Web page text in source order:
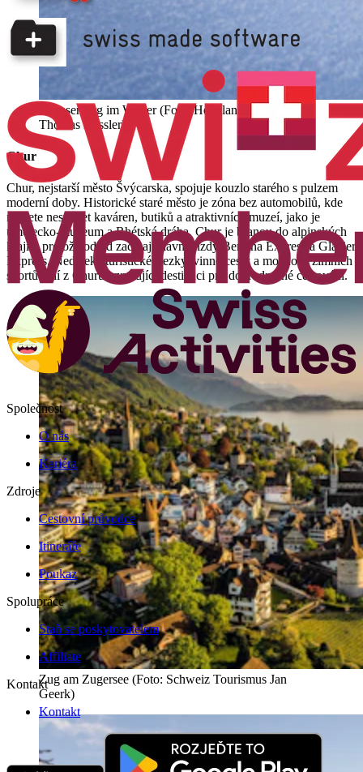
Flumserberg im Winter (Foto: Heidiland Tourismus
Thomas Kessler)
Chur
Chur, nejstarší město Švýcarska, spojuje kouzlo starého s pulzem
moderní doby. Historické staré město je zóna bez automobilů, kde
najdete nespočet kaváren, butiků a atraktivních muzeí, jako je
umělecko-muzeum a Rhétská dráha. Chur je branou do alpinských
krajin, protože odtud začínají slavné jízdy Bernina Express a Glacier
Express. Nedaleké turistické stezky, vinné cesty a možnosti zimních
sportů činí z Churu vzrušující destinaci pro dobrodružné cestování.
Zug am Zugersee (Foto: Schweiz Tourismus Jan
Geerk)
Společnost
O nás
Kariéra
Zdroje
Cestovní průvodce
Itineráře
Poukaz
Spolupráce
Staň se poskytovatelem
Affiliate
Kontakt
Kontakt